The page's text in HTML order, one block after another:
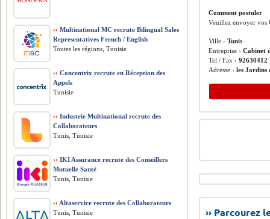
Comment postuler
Veuillez envoyer vos
Ville ›Tunis
Entreprise ›Cabinet
Tel / Fax ›92630412
Adresse ›les Jardins
››
›› Multinational MC recrute Bilingual Sales
Representatives French / English
Toutes les régions, Tunisie
›› Concentrix recrute en Réception des
Appels
Tunisie
›› Industrie Multinational recrute des
Collaborateurs
Tunis, Tunisie
›› IKI Assurance recrute des Conseillers
Mutuelle Santé
Tunis, Tunisie
›› Altaservice recrute des Collaborateurs
Tunis, Tunisie